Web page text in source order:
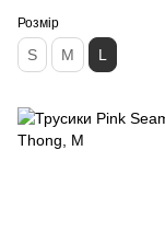
Розмір
S M L